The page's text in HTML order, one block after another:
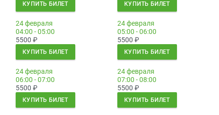
КУПИТЬ БИЛЕТ КУПИТЬ БИЛЕТ
24 февраля
04:00 - 05:00
5500 ₽
КУПИТЬ БИЛЕТ
24 февраля
05:00 - 06:00
5500 ₽
КУПИТЬ БИЛЕТ
24 февраля
06:00 - 07:00
5500 ₽
КУПИТЬ БИЛЕТ
24 февраля
07:00 - 08:00
5500 ₽
КУПИТЬ БИЛЕТ